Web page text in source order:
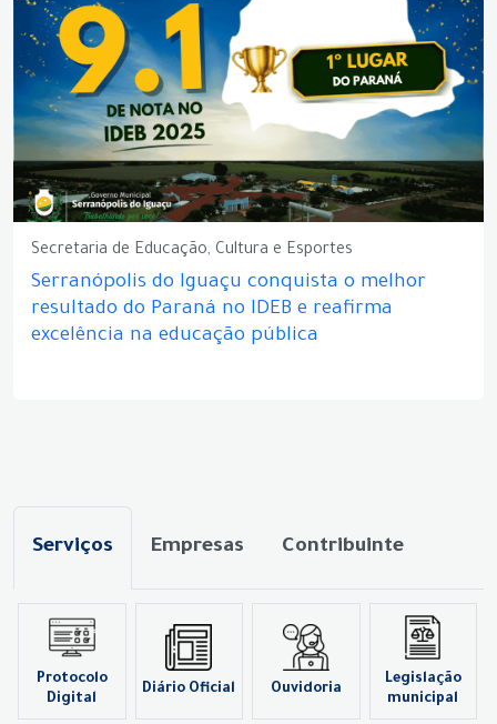
Secretaria de Educação, Cultura e Esportes
Serranópolis do Iguaçu conquista o melhor
resultado do Paraná no IDEB e reafirma
excelência na educação pública
Serviços Empresas Contribuinte
Protocolo
Digital
Diário Oficial Ouvidoria
Legislação
municipal